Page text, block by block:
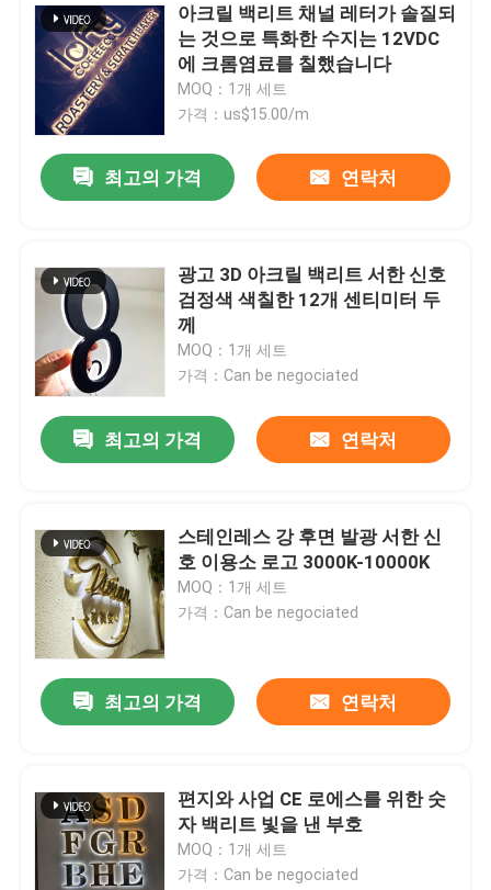
아크릴 백리트 채널 레터가 솔질되
는 것으로 특화한 수지는 12VDC
에 크롬염료를 칠했습니다
MOQ：1개 세트
가격：us$15.00/m
최고의 가격 연락처
광고 3D 아크릴 백리트 서한 신호
검정색 색칠한 12개 센티미터 두
께
MOQ：1개 세트
가격：Can be negociated
최고의 가격 연락처
스테인레스 강 후면 발광 서한 신
호 이용소 로고 3000K-10000K
MOQ：1개 세트
가격：Can be negociated
최고의 가격 연락처
편지와 사업 CE 로에스를 위한 숫
자 백리트 빛을 낸 부호
MOQ：1개 세트
가격：Can be negociated